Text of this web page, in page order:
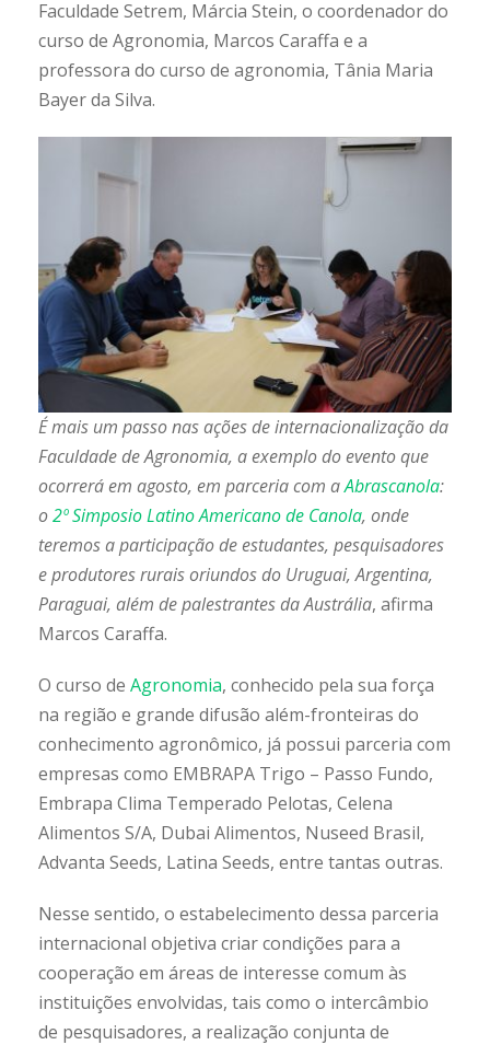
Faculdade Setrem, Márcia Stein, o coordenador do
curso de Agronomia, Marcos Caraffa e a
professora do curso de agronomia, Tânia Maria
Bayer da Silva.
É mais um passo nas ações de internacionalização da
Faculdade de Agronomia, a exemplo do evento que
ocorrerá em agosto, em parceria com aAbrascanola:
o2º Simposio Latino Americano de Canola, onde
teremos a participação de estudantes, pesquisadores
e produtores rurais oriundos do Uruguai, Argentina,
Paraguai, além de palestrantes da Austrália, afirma
Marcos Caraffa.
O curso de Agronomia, conhecido pela sua força
na região e grande difusão além-fronteiras do
conhecimento agronômico, já possui parceria com
empresas como EMBRAPA Trigo – Passo Fundo,
Embrapa Clima Temperado Pelotas, Celena
Alimentos S/A, Dubai Alimentos, Nuseed Brasil,
Advanta Seeds, Latina Seeds, entre tantas outras.
Nesse sentido, o estabelecimento dessa parceria
internacional objetiva criar condições para a
cooperação em áreas de interesse comum às
instituições envolvidas, tais como o intercâmbio
de pesquisadores, a realização conjunta de